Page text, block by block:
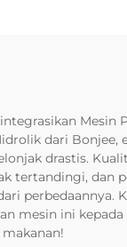
Mesin
dari Bonjee,
drastis.
tertandingi, dan
perbedaannya.
mesin ini kepada